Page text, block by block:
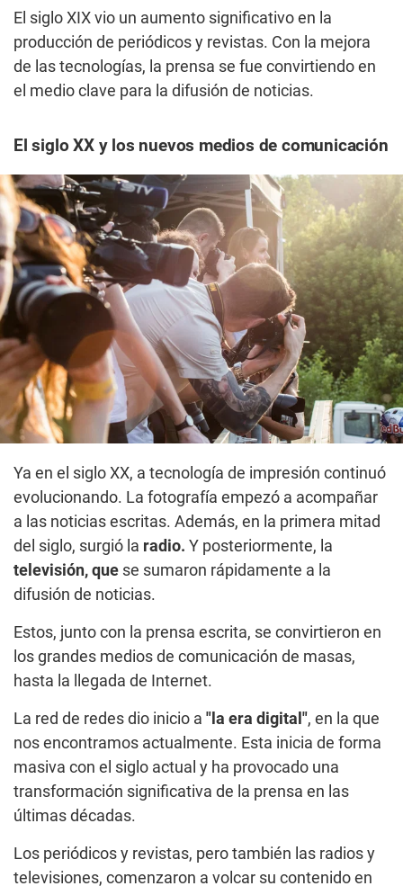
El siglo XIX vio un aumento significativo en la
producción de periódicos y revistas. Con la mejora
de las tecnologías, la prensa se fue convirtiendo en
el medio clave para la difusión de noticias.
El siglo XX y los nuevos medios de comunicación
Ya en el siglo XX, a tecnología de impresión continuó
evolucionando. La fotografía empezó a acompañar
a las noticias escritas. Además, en la primera mitad
del siglo, surgió la radio. Y posteriormente, la
televisión, que se sumaron rápidamente a la
difusión de noticias.
Estos, junto con la prensa escrita, se convirtieron en
los grandes medios de comunicación de masas,
hasta la llegada de Internet.
La red de redes dio inicio a "la era digital", en la que
nos encontramos actualmente. Esta inicia de forma
masiva con el siglo actual y ha provocado una
transformación significativa de la prensa en las
últimas décadas.
Los periódicos y revistas, pero también las radios y
televisiones, comenzaron a volcar su contenido en